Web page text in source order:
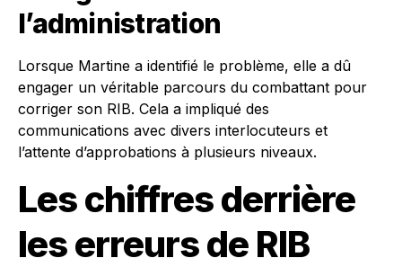
l’administration
Lorsque Martine a identifié le problème, elle a dû
engager un véritable parcours du combattant pour
corriger son RIB. Cela a impliqué des
communications avec divers interlocuteurs et
l’attente d’approbations à plusieurs niveaux.
Les chiffres derrière
les erreurs de RIB